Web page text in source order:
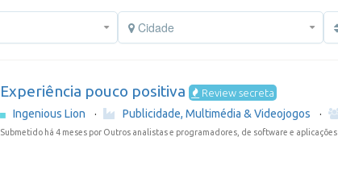
Cidade
Experiência pouco positiva Review secreta
Ingenious Lion · Publicidade, Multimédia & Videojogos ·
Submetido há 4 meses por Outros analistas e programadores, de software e aplicações